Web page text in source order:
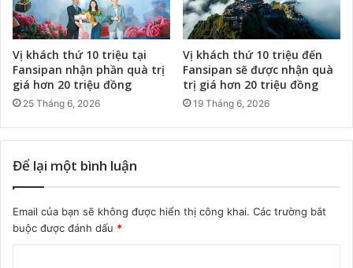
Vị khách thứ 10 triệu tại
Fansipan nhận phần quà trị
giá hơn 20 triệu đồng
25 Tháng 6, 2026
Vị khách thứ 10 triệu đến
Fansipan sẽ được nhận quà
trị giá hơn 20 triệu đồng
19 Tháng 6, 2026
Để lại một bình luận
Email của bạn sẽ không được hiển thị công khai. Các trường bắt
buộc được đánh dấu *